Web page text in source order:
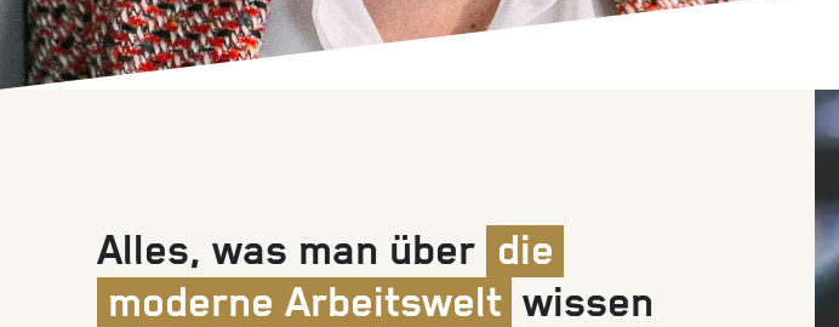
Alles, was man über die
moderne Arbeitswelt wissen